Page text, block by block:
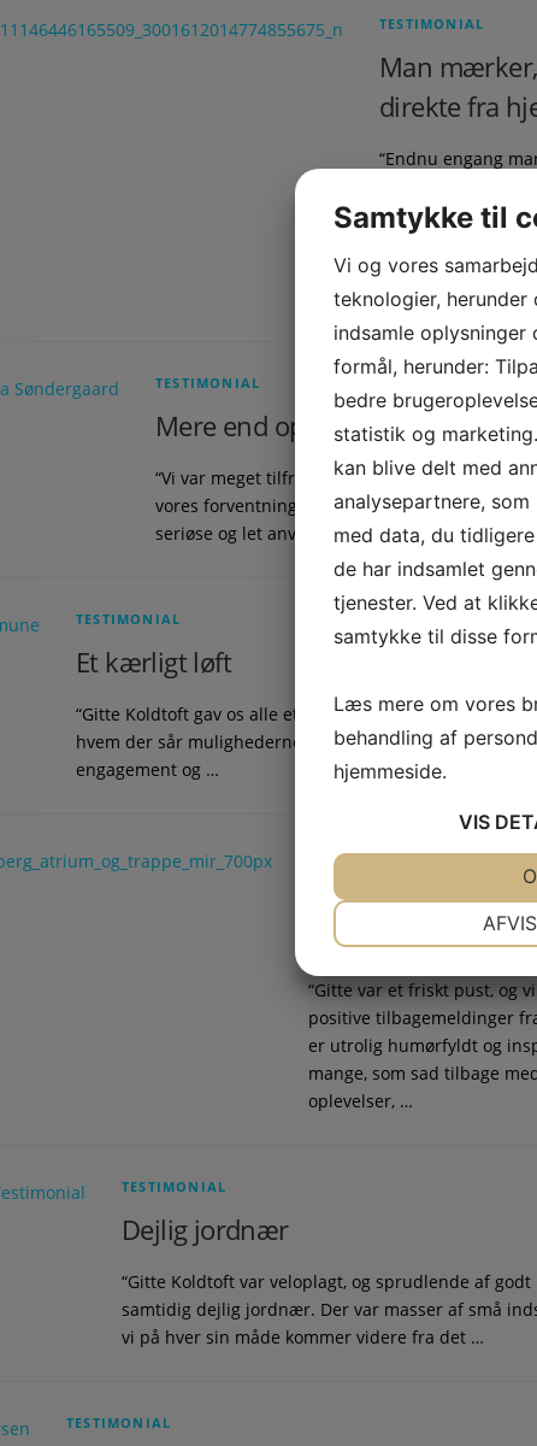
TESTIMONIAL
Man
direkte fra
“Endnu engang
forhindringer”. Du
foredragsholder
om at komme fra
sted inde i …
TESTIMONIAL
Mere end opfyldte vores
“Vi var meget tilfredse med foredraget. Det
vores forventninger, og vi ikke havde ventet at
seriøse og let anvendeligte værktøjer til brug i
TESTIMONIAL
Et kærligt løft
“Gitte Koldtoft gav os alle et kærligt løft i forhold til at se
hvem der sår mulighederne for at gøre en forskel.
engagement og …
TESTIMONIAL
Har kun fået
tilbagemeldinger
“Gitte var et friskt pust, og
positive tilbagemeldinger
er utrolig humørfyldt og
mange, som sad tilbage
oplevelser, …
TESTIMONIAL
Dejlig jordnær
“Gitte Koldtoft var veloplagt, og sprudlende af
samtidig dejlig jordnær. Der var masser af små
vi på hver sin måde kommer videre fra det …
TESTIMONIAL
Samtykke til
Vi og vores
teknologier, herunder
indsamle
formål, herunder:
bedre
statistik og
kan blive delt med
analysepartnere,
med data, du
de har indsamlet
tjenester. Ved at
samtykke til disse
Læs mere om vores
behandling af
hjemmeside.
VIS
MARKETING